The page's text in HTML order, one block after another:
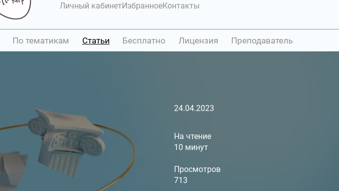
Личный кабинетИзбранноеКонтакты
По тематикам Статьи Бесплатно Лицензия Преподаватель
24.04.2023
На чтение
10 минут
Просмотров
713